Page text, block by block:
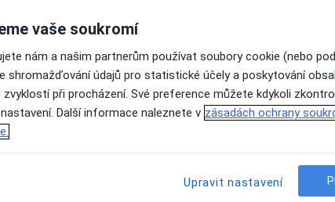
Dnes
8 Srpen
Zítra
9 Srpen
Po
10 Srpen
Út
11
Rezervovat termín
vaše soukromí
nám a našim partnerům používat soubory cookie (nebo
shromažďování údajů pro statistické účely a poskytování
zvyklostí při procházení. Své preference můžete kdykoli
Další informace naleznete v zásadách ochrany
Upravit nastavení